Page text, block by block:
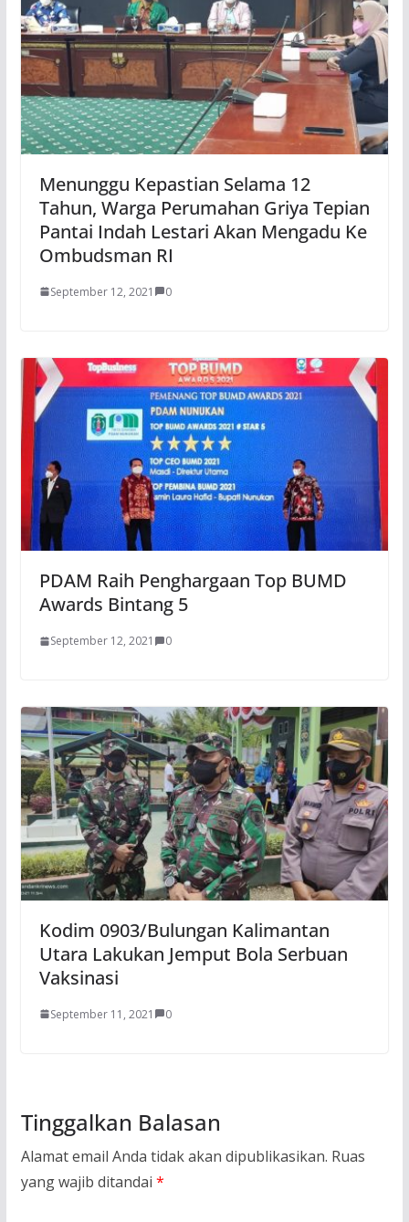
Menunggu Kepastian Selama 12
Tahun, Warga Perumahan Griya Tepian
Pantai Indah Lestari Akan Mengadu Ke
Ombudsman RI
September 12, 2021 0
PDAM Raih Penghargaan Top BUMD
Awards Bintang 5
September 12, 2021 0
Kodim 0903/Bulungan Kalimantan
Utara Lakukan Jemput Bola Serbuan
Vaksinasi
September 11, 2021 0
Tinggalkan Balasan
Alamat email Anda tidak akan dipublikasikan. Ruas
yang wajib ditandai *